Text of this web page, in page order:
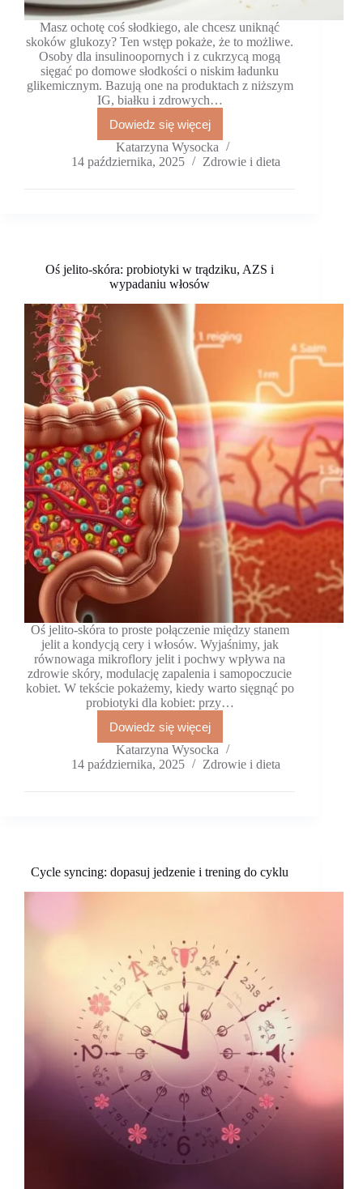
Masz ochotę coś słodkiego, ale chcesz uniknąć
skoków glukozy? Ten wstęp pokaże, że to możliwe.
Osoby dla insulinoopornych i z cukrzycą mogą
sięgać po domowe słodkości o niskim ładunku
glikemicznym. Bazują one na produktach z niższym
IG, białku i zdrowych…
Dowiedz się więcej
Słodko
i
zdrowo:
desery
niskim
Katarzyna Wysocka
14 października, 2025
Zdrowie i dieta
Oś jelito-skóra: probiotyki w trądziku, AZS i
wypadaniu włosów
Oś jelito-skóra to proste połączenie między stanem
jelit a kondycją cery i włosów. Wyjaśnimy, jak
równowaga mikroflory jelit i pochwy wpływa na
zdrowie skóry, modulację zapalenia i samopoczucie
kobiet. W tekście pokażemy, kiedy warto sięgnąć po
probiotyki dla kobiet: przy…
Dowiedz się więcej
Oś
jelito-
skóra:
probiotyki
trądziku,
Katarzyna Wysocka
14 października, 2025
Zdrowie i dieta
Cycle syncing: dopasuj jedzenie i trening do cyklu